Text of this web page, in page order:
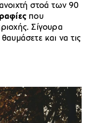
στοά των 90
που
Σίγουρα
θαυμάσετε και να τις